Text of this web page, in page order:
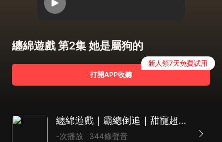
纏綿遊戲 第2集 她是屬狗的
打開APP收聽
新人領7天免費試用
纏綿遊戲｜霸總倒追｜甜寵超撩｜精品Ai多播
-次播放 344條聲音